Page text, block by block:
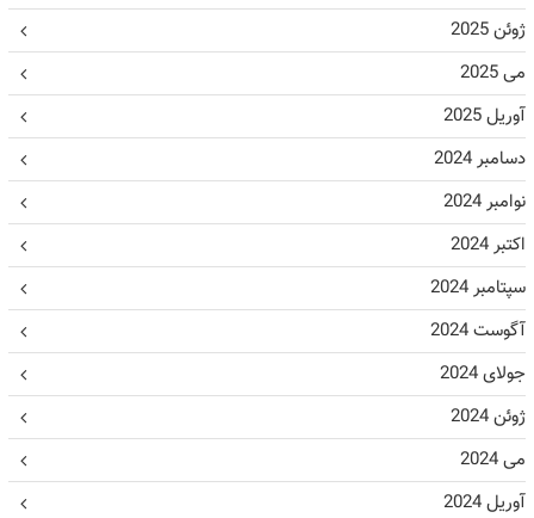
ژوئن 2025
می 2025
آوریل 2025
دسامبر 2024
نوامبر 2024
اکتبر 2024
سپتامبر 2024
آگوست 2024
جولای 2024
ژوئن 2024
می 2024
آوریل 2024